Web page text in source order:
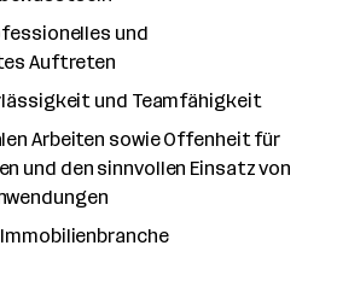
und
Auftreten
und Teamfähigkeit
Arbeiten sowie Offenheit für
und den sinnvollen Einsatz von